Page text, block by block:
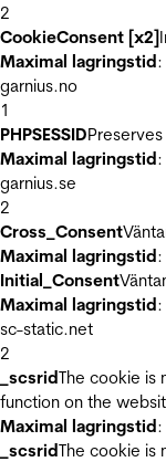
2
CookieConsent [x2]
Maximal lagringstid
garnius.no
1
PHPSESSID
Maximal lagringstid
garnius.se
2
Cross_Consent
Maximal lagringstid
Initial_Consent
Maximal lagringstid
sc-static.net
2
_scsridThe cookie is
function on the
Maximal lagringstid
_scsridThe cookie is